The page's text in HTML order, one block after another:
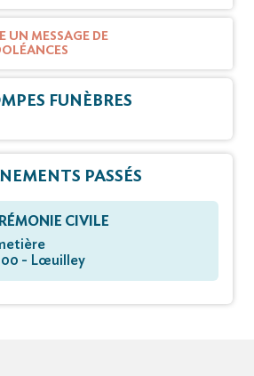
UN MESSAGE DE
FUNÈBRES
PASSÉS
CIVILE
- Lœuilley